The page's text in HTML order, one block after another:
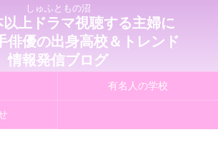
しゅふともの沼
上ドラマ視聴する主婦に
俳優の出身高校＆トレンド
情報発信ブログ
有名人の学校